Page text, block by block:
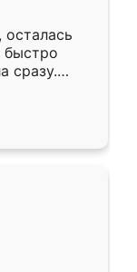
осталась
быстро
сразу.
к
Собрали
даже